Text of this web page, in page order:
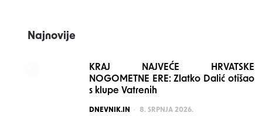
Najnovije
KRAJ NAJVEĆE HRVATSKE
NOGOMETNE ERE: Zlatko Dalić otišao
s klupe Vatrenih
POSTED
DNEVNIK.IN 8. SRPNJA 2026.